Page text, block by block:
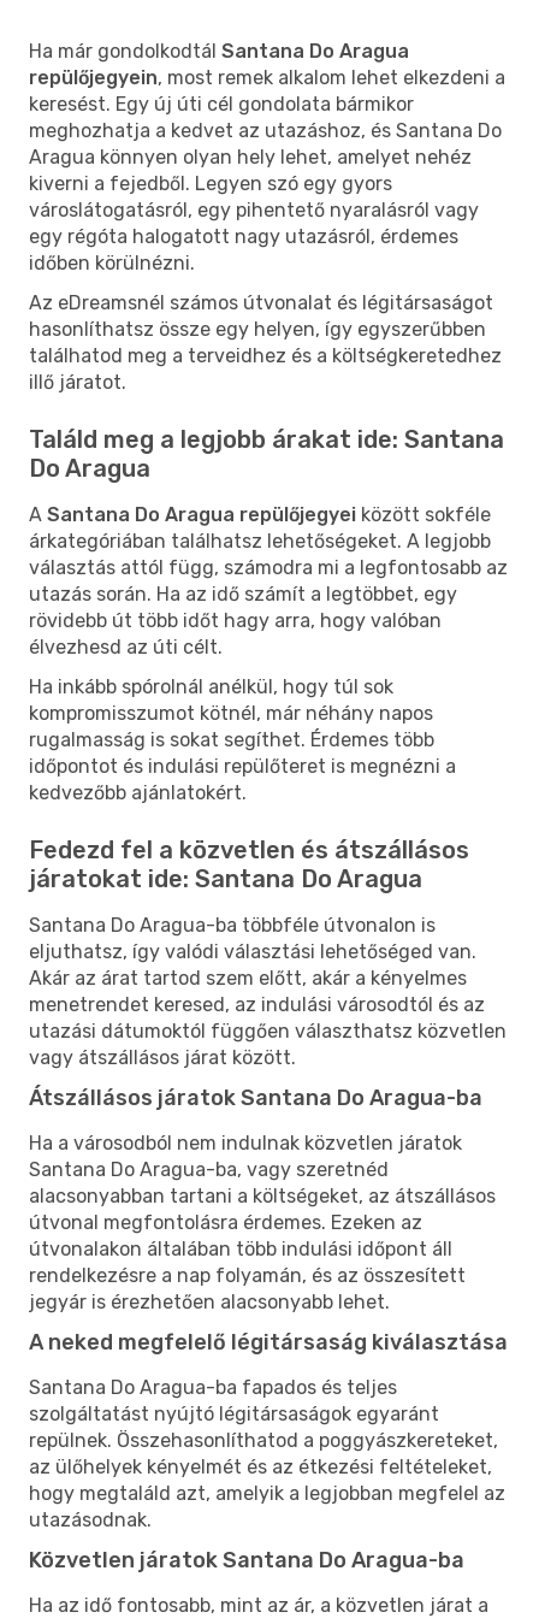
Ha már gondolkodtál Santana Do Aragua
repülőjegyein, most remek alkalom lehet elkezdeni a
keresést. Egy új úti cél gondolata bármikor
meghozhatja a kedvet az utazáshoz, és Santana Do
Aragua könnyen olyan hely lehet, amelyet nehéz
kiverni a fejedből. Legyen szó egy gyors
városlátogatásról, egy pihentető nyaralásról vagy
egy régóta halogatott nagy utazásról, érdemes
időben körülnézni.
Az eDreamsnél számos útvonalat és légitársaságot
hasonlíthatsz össze egy helyen, így egyszerűbben
találhatod meg a terveidhez és a költségkeretedhez
illő járatot.
Találd meg a legjobb árakat ide: Santana
Do Aragua
A Santana Do Aragua repülőjegyei között sokféle
árkategóriában találhatsz lehetőségeket. A legjobb
választás attól függ, számodra mi a legfontosabb az
utazás során. Ha az idő számít a legtöbbet, egy
rövidebb út több időt hagy arra, hogy valóban
élvezhesd az úti célt.
Ha inkább spórolnál anélkül, hogy túl sok
kompromisszumot kötnél, már néhány napos
rugalmasság is sokat segíthet. Érdemes több
időpontot és indulási repülőteret is megnézni a
kedvezőbb ajánlatokért.
Fedezd fel a közvetlen és átszállásos
járatokat ide: Santana Do Aragua
Santana Do Aragua-ba többféle útvonalon is
eljuthatsz, így valódi választási lehetőséged van.
Akár az árat tartod szem előtt, akár a kényelmes
menetrendet keresed, az indulási városodtól és az
utazási dátumoktól függően választhatsz közvetlen
vagy átszállásos járat között.
Átszállásos járatok Santana Do Aragua-ba
Ha a városodból nem indulnak közvetlen járatok
Santana Do Aragua-ba, vagy szeretnéd
alacsonyabban tartani a költségeket, az átszállásos
útvonal megfontolásra érdemes. Ezeken az
útvonalakon általában több indulási időpont áll
rendelkezésre a nap folyamán, és az összesített
jegyár is érezhetően alacsonyabb lehet.
A neked megfelelő légitársaság kiválasztása
Santana Do Aragua-ba fapados és teljes
szolgáltatást nyújtó légitársaságok egyaránt
repülnek. Összehasonlíthatod a poggyászkereteket,
az ülőhelyek kényelmét és az étkezési feltételeket,
hogy megtaláld azt, amelyik a legjobban megfelel az
utazásodnak.
Közvetlen járatok Santana Do Aragua-ba
Ha az idő fontosabb, mint az ár, a közvetlen járat a